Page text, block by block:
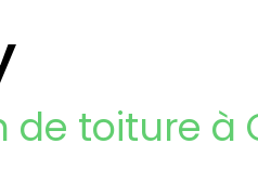
de toiture à